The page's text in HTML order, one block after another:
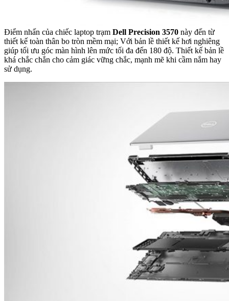
Điểm nhấn của chiếc laptop trạm Dell Precision 3570 này đến từ
thiết kế toàn thân bo tròn mềm mại; Với bản lề thiết kế hơi nghiêng
giúp tối ưu góc màn hình lên mức tối đa đến 180 độ. Thiết kế bản lề
khá chắc chắn cho cảm giác vững chắc, mạnh mẽ khi cầm nắm hay
sử dụng.